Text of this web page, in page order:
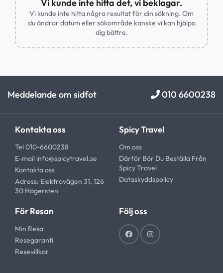
Vi kunde inte hitta det, vi beklagar.
Vi kunde inte hitta några resultat för din sökning. Om
du ändrar datum eller sökområde kanske vi kan hjälpa
dig bättre.
Meddelande om sidfot 010 6600238
Kontakta oss
Tel 010-6600238
E-mail info@spicytravel.se
Kontakta oss
Adress: Elektravägen 31, 126
30 Hägersten
Spicy Travel
Om oss
Därför Bör Du Beställa Från
Spicy Travel
Dataskyddspolicy
För Resan
Min Resa
Resegaranti
Resevillkor
Följ oss